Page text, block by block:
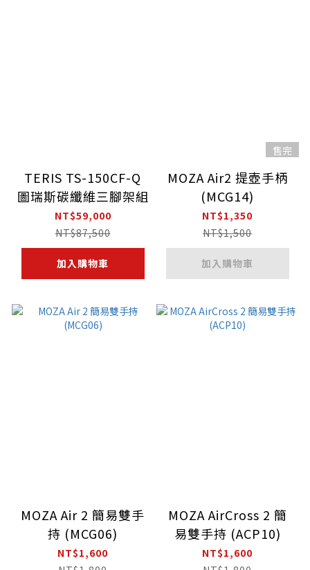
TERIS TS-150CF-Q
圖瑞斯碳纖維三腳架組
NT$59,000
NT$87,500
加入購物車
售完
MOZA Air2 提壺手柄
(MCG14)
NT$1,350
NT$1,500
加入購物車
MOZA Air 2 簡易雙手
持 (MCG06)
NT$1,600
MOZA AirCross 2 簡
易雙手持 (ACP10)
NT$1,600